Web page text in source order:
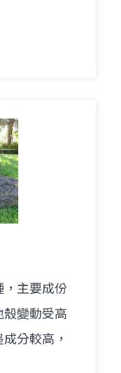
，主要成份
變動受高
分較高，